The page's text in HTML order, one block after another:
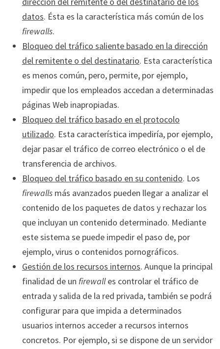
datos. Ésta es la característica más común de los
firewalls.
Bloqueo del tráfico saliente basado en la dirección
del remitente o del destinatario. Esta característica
es menos común, pero, permite, por ejemplo,
impedir que los empleados accedan a determinadas
páginas Web inapropiadas.
Bloqueo del tráfico basado en el protocolo
utilizado. Esta característica impediría, por ejemplo,
dejar pasar el tráfico de correo electrónico o el de
transferencia de archivos.
Bloqueo del tráfico basado en su contenido. Los
firewalls más avanzados pueden llegar a analizar el
contenido de los paquetes de datos y rechazar los
que incluyan un contenido determinado. Mediante
este sistema se puede impedir el paso de, por
ejemplo, virus o contenidos pornográficos.
Gestión de los recursos internos. Aunque la principal
finalidad de un firewalles controlar el tráfico de
entrada y salida de la red privada, también se podrá
configurar para que impida a determinados
usuarios internos acceder a recursos internos
concretos. Por ejemplo, si se dispone de un servidor